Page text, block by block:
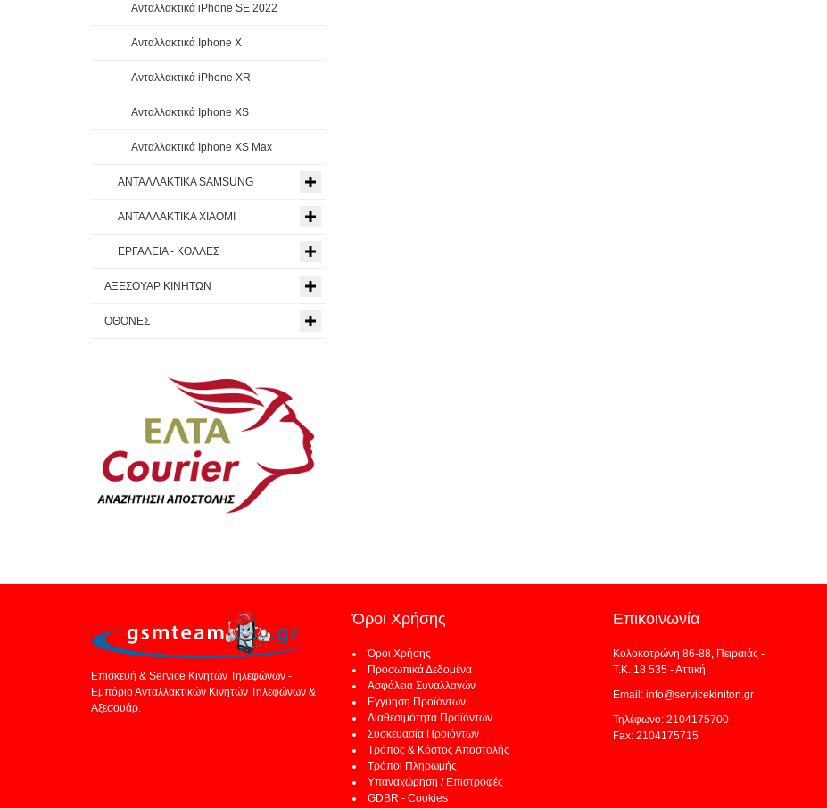
Ανταλλακτικά iPhone SE 2022
Ανταλλακτικά Iphone X
Ανταλλακτικά iPhone XR
Ανταλλακτικά Iphone XS
Ανταλλακτικά Iphone XS Max
ΑΝΤΑΛΛΑΚΤΙΚΑ SAMSUNG
ΑΝΤΑΛΛΑΚΤΙΚΑ XIAOMI
ΕΡΓΑΛΕΙΑ - ΚΟΛΛΕΣ
ΑΞΕΣΟΥΑΡ ΚΙΝΗΤΩΝ
ΟΘΟΝΕΣ
Επισκευή & Service Κινητών Τηλεφώνων -
Εμπόριο Ανταλλακτικών Κινητών Τηλεφώνων &
Αξεσουάρ.
Όροι Χρήσης
Όροι Χρήσης
Προσωπικά Δεδομένα
Ασφάλεια Συναλλαγών
Εγγύηση Προϊόντων
Διαθεσιμότητα Προϊόντων
Συσκευασία Προϊόντων
Τρόπος & Κόστος Αποστολής
Τρόποι Πληρωμής
Υπαναχώρηση / Επιστροφές
GDBR - Cookies
Επικοινωνία
Κολοκοτρώνη 86-88, Πειραιάς -
Τ.Κ. 18 535 - Αττική
Email: info@servicekiniton.gr
Τηλέφωνο: 2104175700
Fax: 2104175715